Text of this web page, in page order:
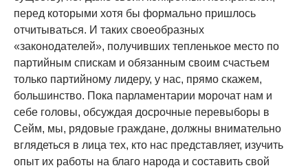
перед которыми хотя бы формально пришлось
отчитываться. И таких своеобразных
«законодателей», получивших тепленькое место по
партийным спискам и обязанным своим счастьем
только партийному лидеру, у нас, прямо скажем,
большинство. Пока парламентарии морочат нам и
себе головы, обсуждая досрочные перевыборы в
Сейм, мы, рядовые граждане, должны внимательно
вглядеться в лица тех, кто нас представляет, изучить
опыт их работы на благо народа и составить свой